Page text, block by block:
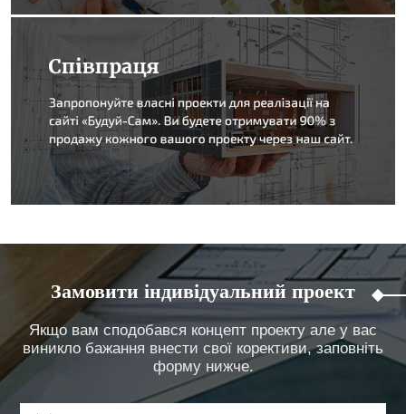
Замовити індивідуальний проект
Якщо вам сподобався концепт проекту але у вас
виникло бажання внести свої корективи, заповніть
форму нижче.